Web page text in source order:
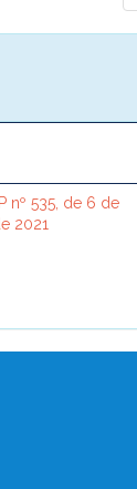
nº 535, de 6 de
2021